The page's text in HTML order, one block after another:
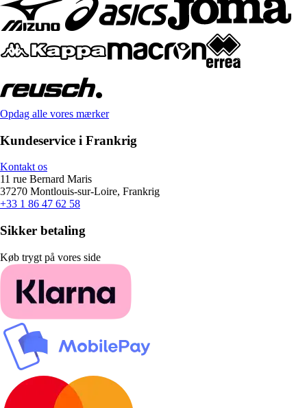
Opdag alle vores mærker
Kundeservice i Frankrig
Kontakt os
11 rue Bernard Maris
37270 Montlouis-sur-Loire, Frankrig
+33 1 86 47 62 58
Sikker betaling
Køb trygt på vores side